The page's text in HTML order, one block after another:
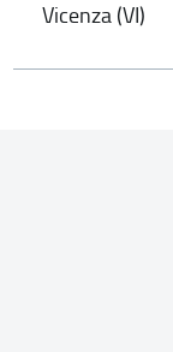
Vicenza (VI)